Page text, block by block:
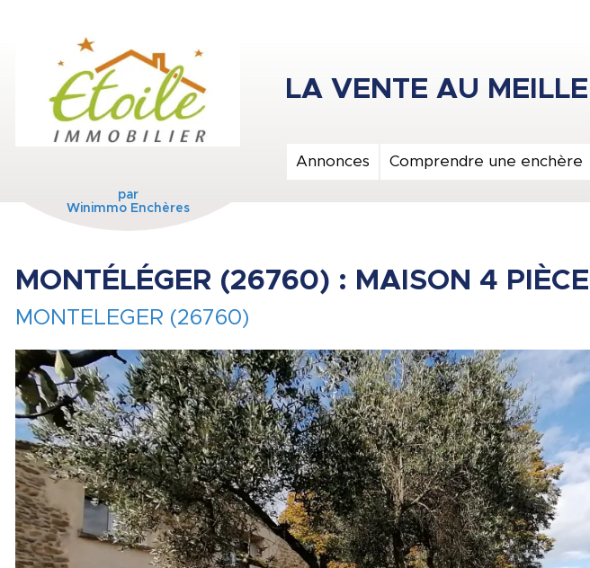
par
Winimmo Enchères
Annonces Comprendre une enchère
MONTÉLÉGER (26760) : MAISON 4
MONTELEGER (26760)